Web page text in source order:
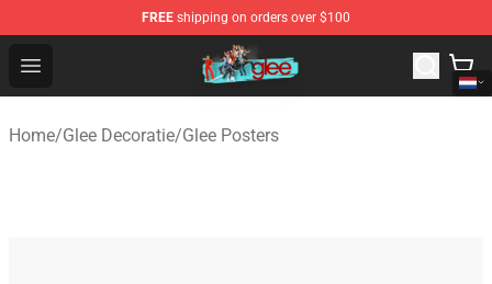
FREE shipping on orders over $100
Open menu
Glee Store - Official Glee Merchandise Shop
Home/Glee Decoratie/Glee Posters